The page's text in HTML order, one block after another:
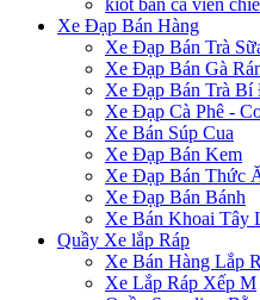
kiot bán cá viên
Xe Đạp Bán Hàng
Xe Đạp Bán Trà
Xe Đạp Bán Gà
Xe Đạp Bán Trà Bí
Xe Đạp Cà Phê -
Xe Bán Súp Cua
Xe Đạp Bán Kem
Xe Đạp Bán Thức
Xe Đạp Bán Bánh
Xe Bán Khoai Tây
Quầy Xe lắp Ráp
Xe Bán Hàng Lắp
Xe Lắp Ráp Xếp M